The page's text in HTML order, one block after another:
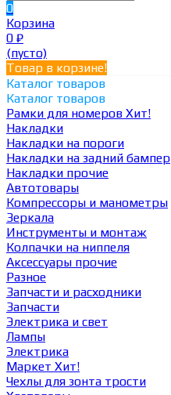
0
Корзина
0 ₽
(пусто)
Товар в корзине!
Каталог товаров
Каталог товаров
Рамки для номеров Хит!
Накладки
Накладки на пороги
Накладки на задний бампер
Накладки прочие
Автотовары
Компрессоры и манометры
Зеркала
Инструменты и монтаж
Колпачки на ниппеля
Аксессуары прочие
Разное
Запчасти и расходники
Запчасти
Электрика и свет
Лампы
Электрика
Маркет Хит!
Чехлы для зонта трости